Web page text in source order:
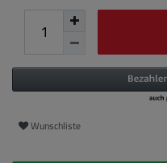
Wunschliste